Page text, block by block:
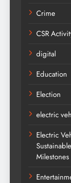
Crime
CSR
digital
Education
Election
electric
Electric
Milestones